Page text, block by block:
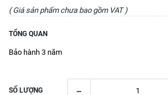
( Giá sản phẩm chưa bao gồm VAT )
TỔNG QUAN
Bảo hành 3 năm
SỐ LƯỢNG